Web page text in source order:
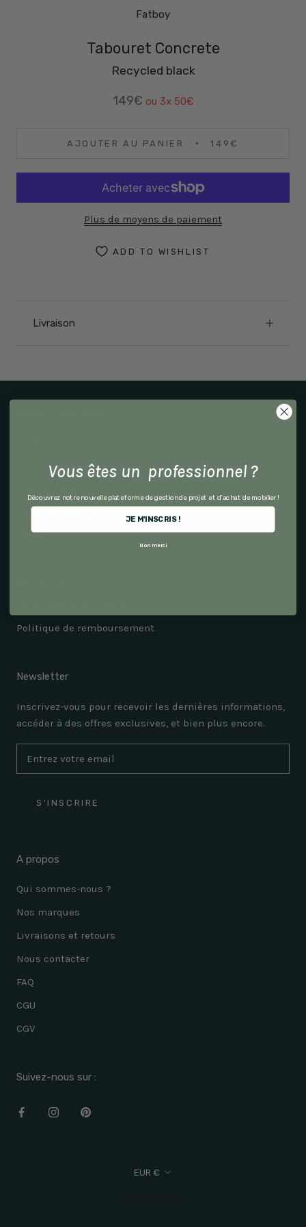
Fatboy
Tabouret Concrete
Recycled black
149€ ou 3x 50€
AJOUTER AU PANIER 149€
Plus de moyens de paiement
ADD TO WISHLIST
Livraison
Canapés & Fauteuils
Tables & Mobilier
Déco
Politique de remboursement
Newsletter
Inscrivez-vous pour recevoir les dernières informations,
accéder à des offres exclusives, et bien plus encore.
S'INSCRIRE
A propos
Qui sommes-nous ?
Nos marques
Livraisons et retours
Nous contacter
FAQ
CGU
CGV
Suivez-nous sur :
Devise
EUR €
Vous êtes un professionnel ?
Découvrez notre nouvelle plateforme de gestion de projet et d'achat de mobilier !
JE M'INSCRIS !
Non merci